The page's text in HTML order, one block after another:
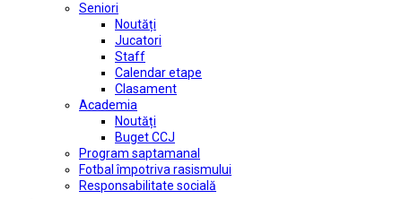
Seniori
Noutăți
Jucatori
Staff
Calendar etape
Clasament
Academia
Noutăți
Buget CCJ
Program saptamanal
Fotbal împotriva rasismului
Responsabilitate socială